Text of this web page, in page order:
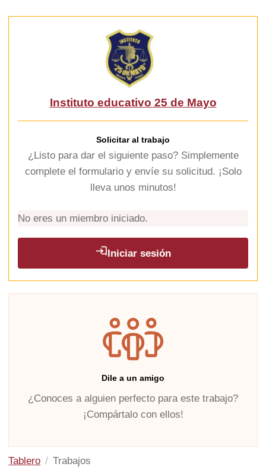
Instituto educativo 25 de Mayo
Solicitar al trabajo
¿Listo para dar el siguiente paso? Simplemente
complete el formulario y envíe su solicitud. ¡Solo
lleva unos minutos!
No eres un miembro iniciado.
Iniciar sesión
Dile a un amigo
¿Conoces a alguien perfecto para este trabajo?
¡Compártalo con ellos!
Tablero Trabajos